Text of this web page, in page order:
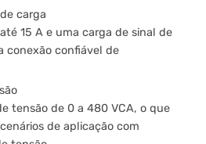
carga
15 A e uma carga de sinal de
conexão confiável de
tensão de 0 a 480 VCA, o que
de aplicação com